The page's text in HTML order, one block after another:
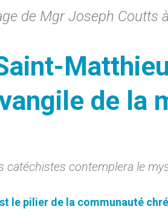
de Mgr Joseph Coutts
de la
catéchistes contemplera le
le pilier de la communauté